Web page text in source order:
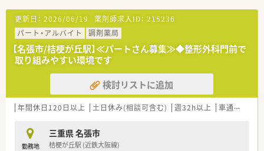
っており、安心して働ける環境です。
更新日： 2026/06/19 薬剤師求人ID： 215236
パート・アルバイト
調剤薬局
【名張市/桔梗が丘駅】≪パートさん募集≫◆整形外科門前で
取り組みやすい環境です
検討リストに追加
年間休日120日以上 土日休み(相談可含む) 週32h以上 車通勤可
勤務地
三重県 名張市
桔梗が丘駅 (近鉄大阪線)